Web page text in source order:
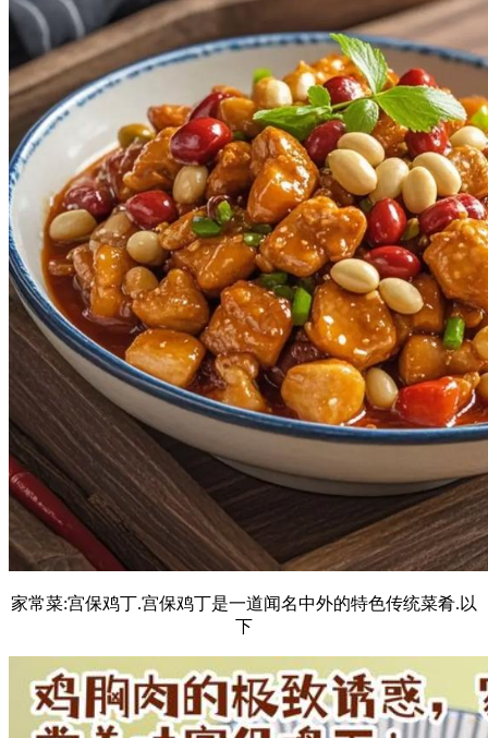
家常菜:宫保鸡丁.宫保鸡丁是一道闻名中外的特色传统菜肴.以
下